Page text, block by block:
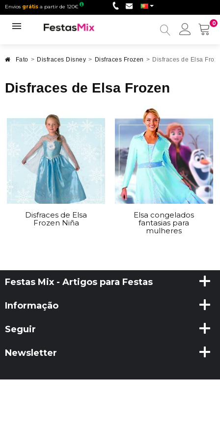
Envios grátis a partir de 120€
0
Minha
Fato > Disfraces Disney > Disfraces Frozen > Disfraces de Elsa
Disfraces de Elsa Frozen
Disfraces de Elsa
Frozen Niña
Elsa congelados
fantasias para
mulheres
Festas Mix - Artigos para Festas
Informação
Seguir
Newsletter